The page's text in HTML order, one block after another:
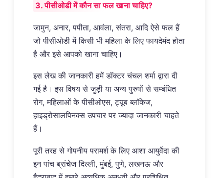
3. पीसीओडी में कौन सा फल खाना चाहिए?
जामुन, अनार, पपीता, आवंला, संतरा, आदि ऐसे फल हैं
जो पीसीओडी में किसी भी महिला के लिए फायदेमंद होता
है और इसे आपको खाना चाहिए।
इस लेख की जानकारी हमें डॉक्टर चंचल शर्मा द्वारा दी
गई है। इस विषय से जुड़ी या अन्य पुरुषों से सम्बंधित
रोग, महिलाओं के पीसीओएस, ट्यूब ब्लॉकेज,
हाइड्रोसालपिनक्स उपचार पर ज्यादा जानकारी चाहते
हैं।
पूरी तरह से गोपनीय परामर्श के लिए आशा आयुर्वेदा की
इन पांच ब्रांचेज दिल्ली, मुंबई, पुणे, लखनऊ और